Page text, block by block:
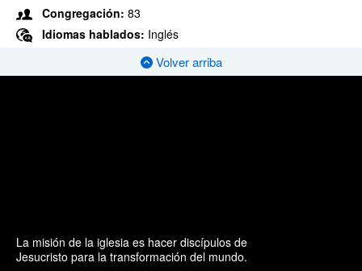
Congregación: 83
Idiomas hablados: Inglés
Volver arriba
La misión de la iglesia es hacer discípulos de
Jesucristo para la transformación del mundo.